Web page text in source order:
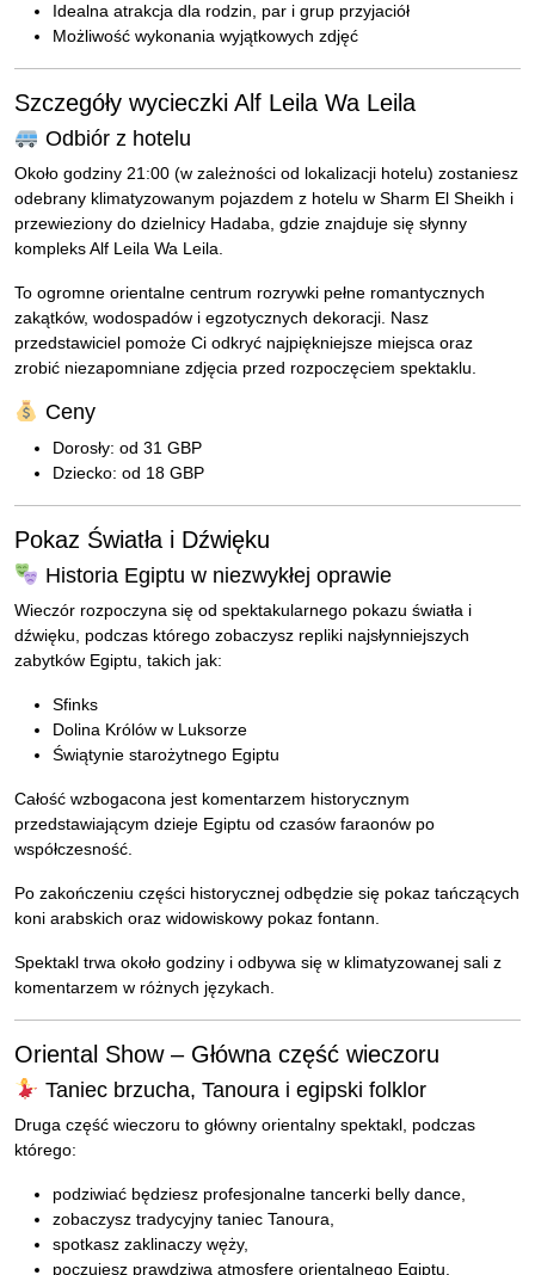
Idealna atrakcja dla rodzin, par i grup przyjaciół
Możliwość wykonania wyjątkowych zdjęć
Szczegóły wycieczki Alf Leila Wa Leila
Odbiór z hotelu
Około godziny 21:00 (w zależności od lokalizacji hotelu) zostaniesz
odebrany klimatyzowanym pojazdem z hotelu w Sharm El Sheikh i
przewieziony do dzielnicy Hadaba, gdzie znajduje się słynny
kompleks Alf Leila Wa Leila.
To ogromne orientalne centrum rozrywki pełne romantycznych
zakątków, wodospadów i egzotycznych dekoracji. Nasz
przedstawiciel pomoże Ci odkryć najpiękniejsze miejsca oraz
zrobić niezapomniane zdjęcia przed rozpoczęciem spektaklu.
Ceny
Dorosły: od 31 GBP
Dziecko: od 18 GBP
Pokaz Światła i Dźwięku
Historia Egiptu w niezwykłej oprawie
Wieczór rozpoczyna się od spektakularnego pokazu światła i
dźwięku, podczas którego zobaczysz repliki najsłynniejszych
zabytków Egiptu, takich jak:
Sfinks
Dolina Królów w Luksorze
Świątynie starożytnego Egiptu
Całość wzbogacona jest komentarzem historycznym
przedstawiającym dzieje Egiptu od czasów faraonów po
współczesność.
Po zakończeniu części historycznej odbędzie się pokaz tańczących
koni arabskich oraz widowiskowy pokaz fontann.
Spektakl trwa około godziny i odbywa się w klimatyzowanej sali z
komentarzem w różnych językach.
Oriental Show – Główna część wieczoru
Taniec brzucha, Tanoura i egipski folklor
Druga część wieczoru to główny orientalny spektakl, podczas
którego:
podziwiać będziesz profesjonalne tancerki belly dance,
zobaczysz tradycyjny taniec Tanoura,
spotkasz zaklinaczy węży,
poczujesz prawdziwą atmosferę orientalnego Egiptu.